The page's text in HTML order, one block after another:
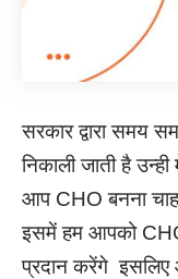
सरकार द्वारा समय
निकाली जाती है
आप CHO बनना
इसमें हम आपको
प्रदान करेंगे इसलिए